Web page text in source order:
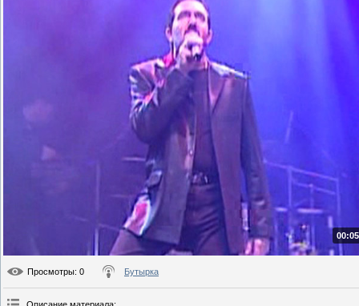
Просмотры: 0 Бутырка